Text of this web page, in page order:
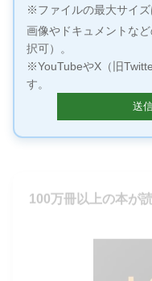
※ファイルの最大サイズ
画像やドキュメントな
択可）。
※YouTubeやX（旧
す。
100万冊以上の本が